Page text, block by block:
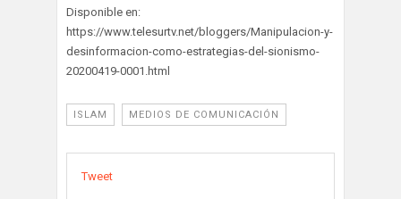
Disponible en:
https://www.telesurtv.net/bloggers/Manipulacion-y-
desinformacion-como-estrategias-del-sionismo-
20200419-0001.html
ISLAM MEDIOS DE COMUNICACIÓN
Tweet